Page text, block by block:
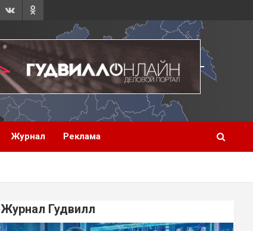
Журнал Реклама
Журнал Гудвилл